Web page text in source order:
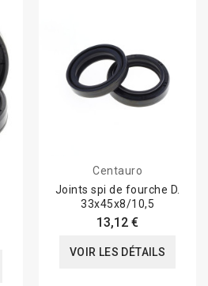
Centauro
Joints spi de fourche D.
33x45x8/10,5
13,12 €
VOIR LES DÉTAILS